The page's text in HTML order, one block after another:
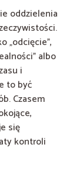
oddzielenia
„odcięcie”,
albo
i
to być
Czasem
się
kontroli